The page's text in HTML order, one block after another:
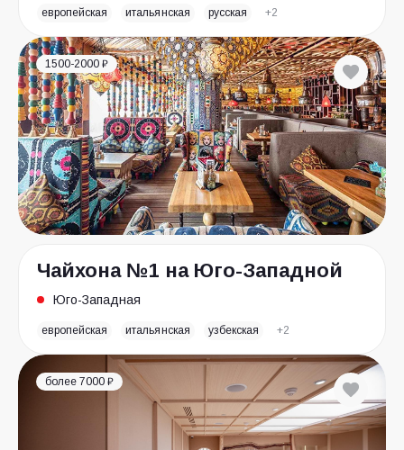
европейская итальянская русская +2
1500-2000 ₽
Чайхона №1 на Юго-Западной
Юго-Западная
европейская итальянская узбекская +2
более 7000 ₽